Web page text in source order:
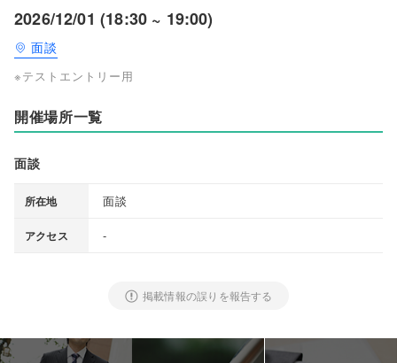
2026/12/01 (18:30 ~ 19:00)
面談
※テストエントリー用
開催場所一覧
面談
所在地 面談
アクセス -
掲載情報の誤りを報告する